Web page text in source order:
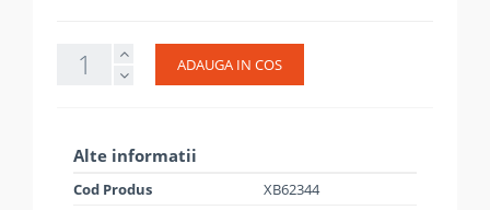
ADAUGA IN COS
Alte informatii
Cod Produs
XB62344